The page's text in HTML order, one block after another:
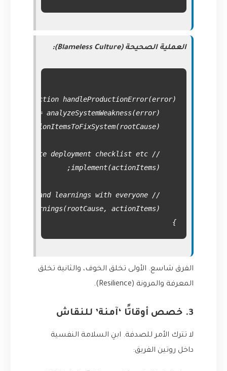
العملية الصحيحة (Blameless Culture):
}
الفرق شاسع. الأولى تخلق الخوف، والثانية تخلق
المعرفة والمرونة (Resilience).
3. خصص أوقاتًا ‘آمنة’ للنقاش
لا تترك الأمر للصدفة. ابنِ السلامة النفسية
داخل روتين الفريق: